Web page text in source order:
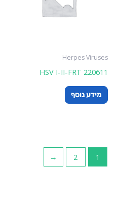
Herpes Viruses
HSV I-II-FRT 220611
מידע נוסף
1
2
←